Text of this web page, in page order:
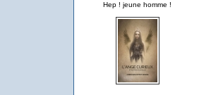
Hep ! jeune homme !